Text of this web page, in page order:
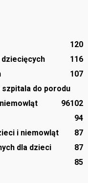
120
116
107
do porodu
102
96
94
i niemowląt
87
dla dzieci
87
85